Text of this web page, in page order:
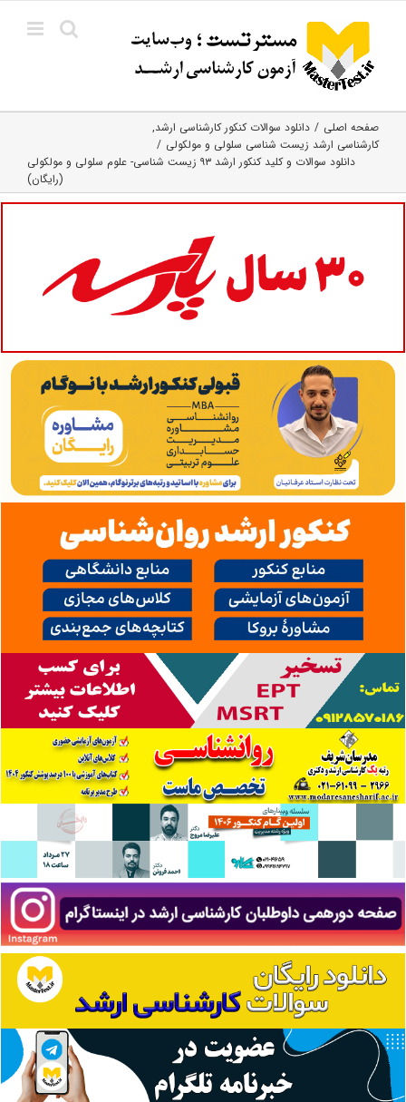
content
صفحه اصلی
دانلود سوالات کنکور کارشناسی ارشد
کارشناسی ارشد زیست شناسی سلولی و مولکولی
دانلود سوالات و کلید کنکور ارشد ۹۳ زیست شناسی- علوم سلولی و مولکولی
(رایگان)